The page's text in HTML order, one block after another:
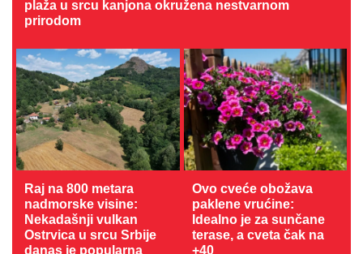
plaža u srcu kanjona okružena nestvarnom
prirodom
Raj na 800 metara
nadmorske visine:
Nekadašnji vulkan
Ostrvica u srcu Srbije
danas je popularna
Ovo cveće obožava
paklene vrućine:
Idealno je za sunčane
terase, a cveta čak na
+40